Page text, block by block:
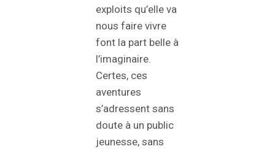
exploits qu’elle va
nous faire vivre
font la part belle à
l’imaginaire.
Certes, ces
aventures
s’adressent sans
doute à un public
jeunesse, sans